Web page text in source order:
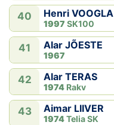
40 Henri VOOGLA
1997 SK100
41 Alar JÕESTE
1967
42 Alar TERAS
1974 Rakv
43 Aimar LIIVER
1974Telia SK